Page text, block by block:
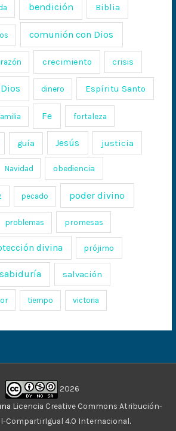
bendición Biblia
comunión con Dios
crecimiento crisis
dinero Espíritu Santo
Fe fortaleza
guía Jesús justicia
Navidad obediencia
pecado poder divino
problemas promesas
divina prójimo
sabiduría salvación
tiempo victoria
2026
Licencia Creative Commons Atribución-
CompartirIgual 4.0 Internacional.